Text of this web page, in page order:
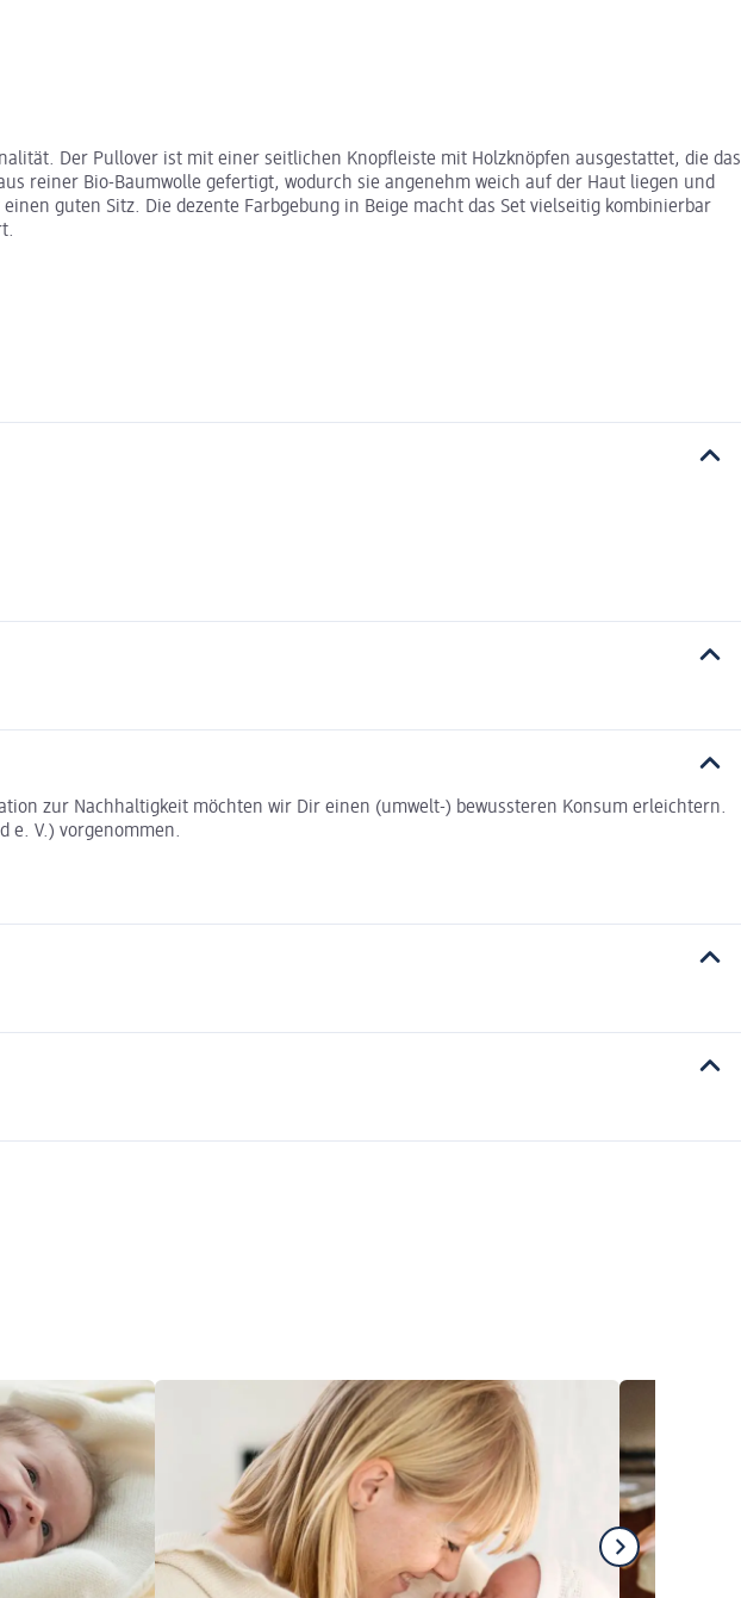
Der Pullover ist mit einer seitlichen Knopfleiste mit Holzknöpfen ausgestattet, die das
reiner Bio-Baumwolle gefertigt, wodurch sie angenehm weich auf der Haut liegen und
guten Sitz. Die dezente Farbgebung in Beige macht das Set vielseitig kombinierbar
zur Nachhaltigkeit möchten wir Dir einen (umwelt-) bewussteren Konsum erleichtern.
e. V.) vorgenommen.